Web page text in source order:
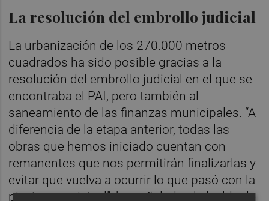
La resolución del embrollo judicial
La urbanización de los 270.000 metros
cuadrados ha sido posible gracias a la
resolución del embrollo judicial en el que se
encontraba el PAI, pero también al
saneamiento de las finanzas municipales. “A
diferencia de la etapa anterior, todas las
obras que hemos iniciado cuentan con
remanentes que nos permitirán finalizarlas y
evitar que vuelva a ocurrir lo que pasó con la
piscina municipal”, ha señalado el alcalde de